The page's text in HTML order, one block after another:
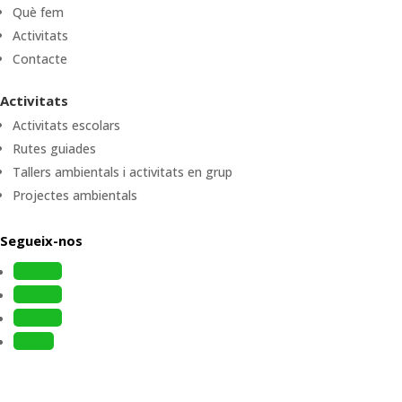
Què fem
Activitats
Contacte
Activitats
Activitats escolars
Rutes guiades
Tallers ambientals i activitats en grup
Projectes ambientals
Segueix-nos
Follow
Follow
Follow
Follow